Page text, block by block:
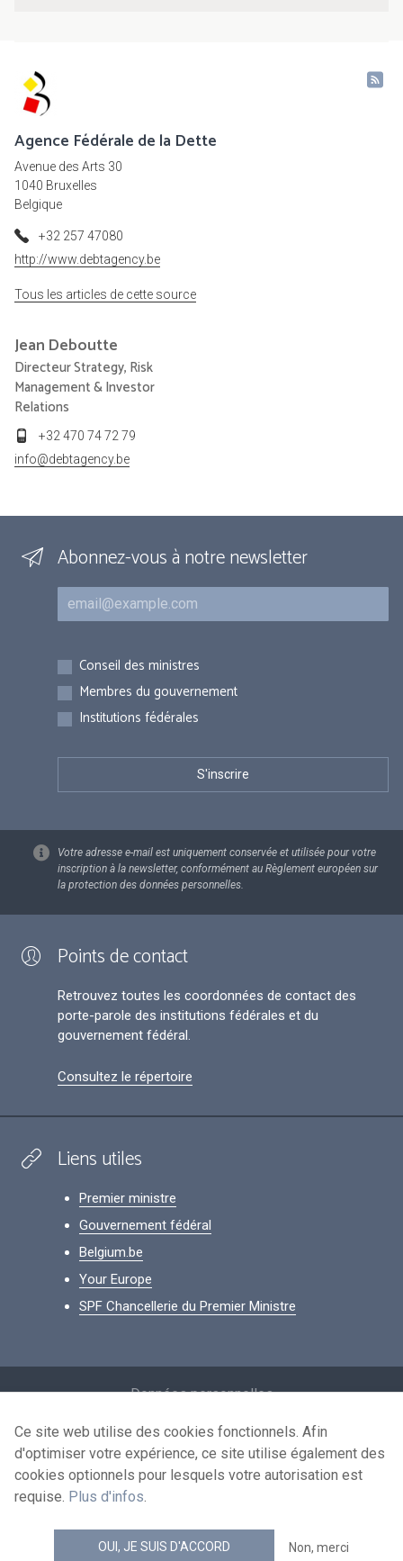
Agence Fédérale de la Dette
Avenue des Arts 30
1040 Bruxelles
Belgique
+32 257 47080
http://www.debtagency.be
Tous les articles de cette source
Jean Deboutte
Directeur Strategy, Risk
Management & Investor
Relations
+32 470 74 72 79
info@debtagency.be
Abonnez-vous à notre newsletter
Courriel
Inscriptions
Conseil des ministres
Membres du gouvernement
Institutions fédérales
Votre adresse e-mail est uniquement conservée et utilisée pour votre
inscription à la newsletter, conformément au Règlement européen sur
la protection des données personnelles.
Points de contact
Retrouvez toutes les coordonnées de contact des
porte-parole des institutions fédérales et du
gouvernement fédéral.
Consultez le répertoire
Liens utiles
Premier ministre
Gouvernement fédéral
Belgium.be
Your Europe
SPF Chancellerie du Premier Ministre
Données personnelles
Conditions de réutilisation
Contactez-nous
news.belgium flux RSS
Ce site web utilise des cookies fonctionnels. Afin
d'optimiser votre expérience, ce site utilise également des
cookies optionnels pour lesquels votre autorisation est
requise. Plus d'infos.
OUI, JE SUIS D'ACCORD Non, merci